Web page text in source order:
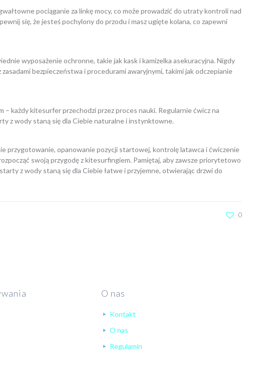
pociąganie za linkę mocy, co może prowadzić do utraty kontroli nad
się, że jesteś pochylony do przodu i masz ugięte kolana, co zapewni
wyposażenie ochronne, takie jak kask i kamizelka asekuracyjna. Nigdy
bezpieczeństwa i procedurami awaryjnymi, takimi jak odczepianie
każdy kitesurfer przechodzi przez proces nauki. Regularnie ćwicz na
z wody staną się dla Ciebie naturalne i instynktowne.
przygotowanie, opanowanie pozycji startowej, kontrolę latawca i ćwiczenie
swoją przygodę z kitesurfingiem. Pamiętaj, aby zawsze priorytetowo
z wody staną się dla Ciebie łatwe i przyjemne, otwierając drzwi do
0
O nas
Kontakt
O nas
Regulamin